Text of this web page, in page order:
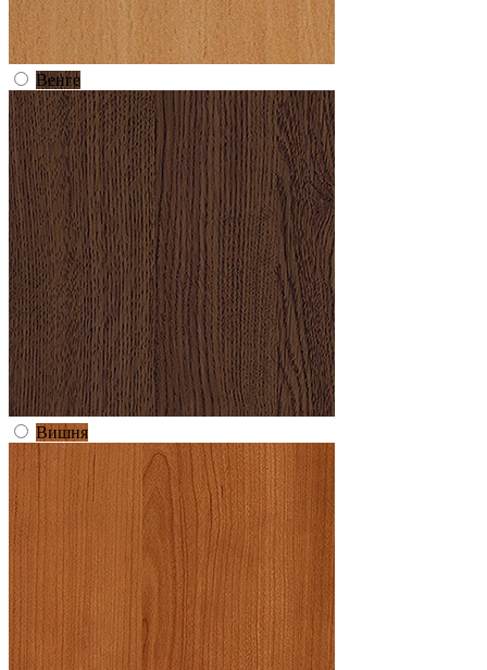
Венге
Вишня